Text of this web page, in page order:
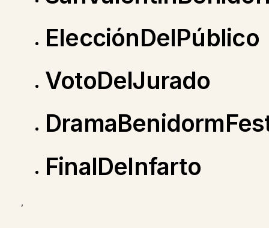
ElecciónDelPúblico
VotoDelJurado
FinalDeInfarto
,